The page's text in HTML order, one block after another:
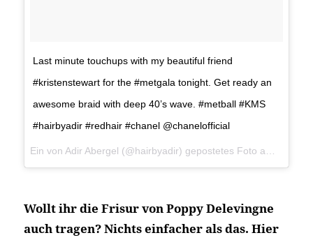
Last minute touchups with my beautiful friend
#kristenstewart for the #metgala tonight. Get ready an
awesome braid with deep 40’s wave. #metball #KMS
#hairbyadir #redhair #chanel @chanelofficial
Ein von Adir Abergel (@hairbyadir) gepostetes Foto am
Wollt ihr die Frisur von Poppy Delevingne
auch tragen? Nichts einfacher als das. Hier